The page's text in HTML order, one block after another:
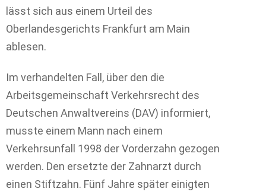
lässt sich aus einem Urteil des
Oberlandesgerichts Frankfurt am Main
ablesen.
Im verhandelten Fall, über den die
Arbeitsgemeinschaft Verkehrsrecht des
Deutschen Anwaltvereins (DAV) informiert,
musste einem Mann nach einem
Verkehrsunfall 1998 der Vorderzahn gezogen
werden. Den ersetzte der Zahnarzt durch
einen Stiftzahn. Fünf Jahre später einigten